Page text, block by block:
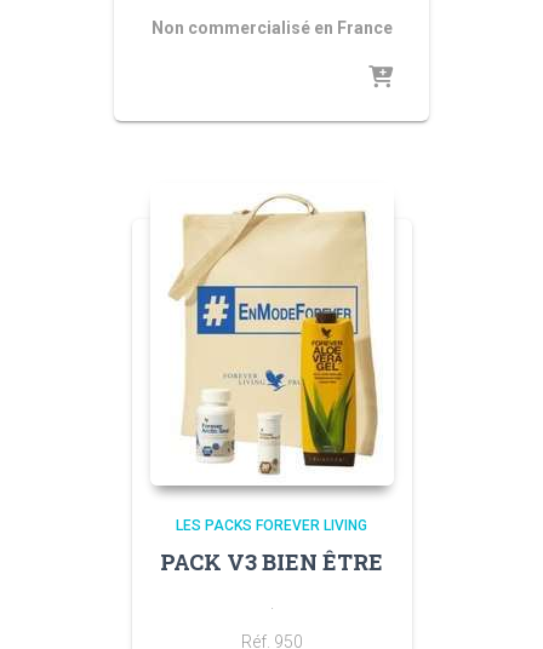
Non commercialisé en France
LES PACKS FOREVER LIVING
PACK V3 BIEN ÊTRE
Réf. 950